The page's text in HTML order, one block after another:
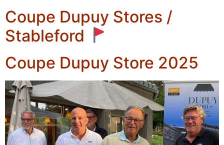
Coupe Dupuy Stores /
Stableford
Coupe Dupuy Store 2025